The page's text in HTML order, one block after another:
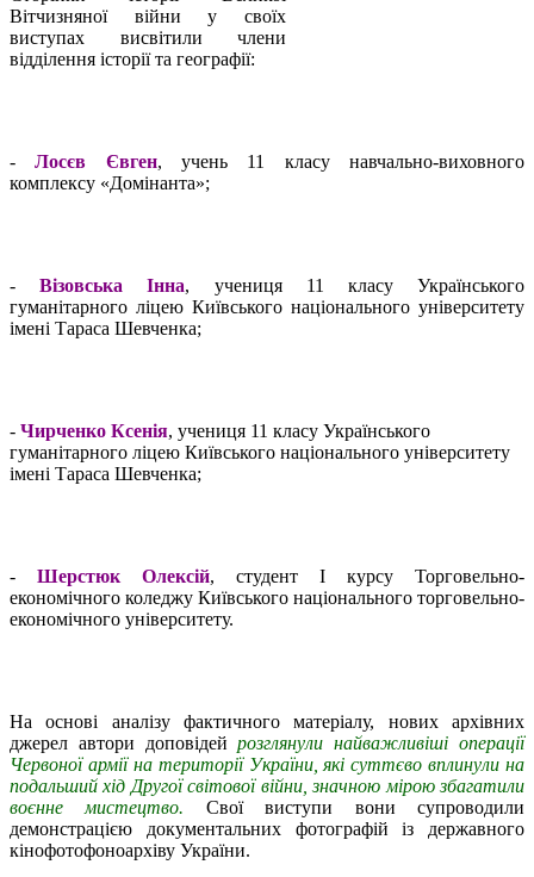
Вітчизняної війни у своїх
виступах висвітили члени
відділення історії та географії:
-Лосєв Євген, учень 11 класу навчально-виховного
комплексу «Домінанта»;
-Візовська Інна, учениця 11 класу Українського
гуманітарного ліцею Київського національного університету
імені Тараса Шевченка;
- Чирченко Ксенія, учениця 11 класу Українського
гуманітарного ліцею Київського національного університету
імені Тараса Шевченка;
- Шерстюк Олексій, студент І курсу Торговельно-
економічного коледжу Київського національного торговельно-
економічного університету.
На основі аналізу фактичного матеріалу, нових архівних
джерел автори доповідей розглянули найважливіші операції
Червоної армії на території України, які суттєво вплинули на
подальший хід Другої світової війни, значною мірою збагатили
воєнне мистецтво. Свої виступи вони супроводили
демонстрацією документальних фотографій із державного
кінофотофоноархіву України.